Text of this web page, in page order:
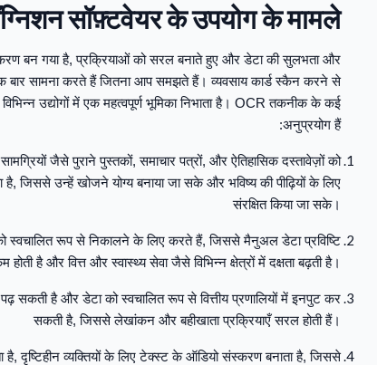
सॉफ़्टवेयर के उपयोग के मामले
बन गया है, प्रक्रियाओं को सरल बनाते हुए और डेटा की सुलभता और
सामना करते हैं जितना आप समझते हैं। व्यवसाय कार्ड स्कैन करने से
उद्योगों में एक महत्वपूर्ण भूमिका निभाता है। OCR तकनीक के कई
अनुप्रयोग हैं:
जैसे पुराने पुस्तकों, समाचार पत्रों, और ऐतिहासिक दस्तावेज़ों को
है, जिससे उन्हें खोजने योग्य बनाया जा सके और भविष्य की पीढ़ियों के लिए
संरक्षित किया जा सके।
स्वचालित रूप से निकालने के लिए करते हैं, जिससे मैनुअल डेटा प्रविष्टि
होती है और वित्त और स्वास्थ्य सेवा जैसे विभिन्न क्षेत्रों में दक्षता बढ़ती है।
सकती है और डेटा को स्वचालित रूप से वित्तीय प्रणालियों में इनपुट कर
सकती है, जिससे लेखांकन और बहीखाता प्रक्रियाएँ सरल होती हैं।
है, दृष्टिहीन व्यक्तियों के लिए टेक्स्ट के ऑडियो संस्करण बनाता है, जिससे